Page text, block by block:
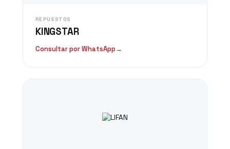
REPUESTOS
KINGSTAR
Consultar por WhatsApp→